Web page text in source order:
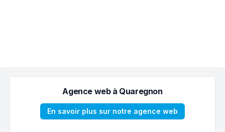
Agence web à Quaregnon
En savoir plus sur notre agence web